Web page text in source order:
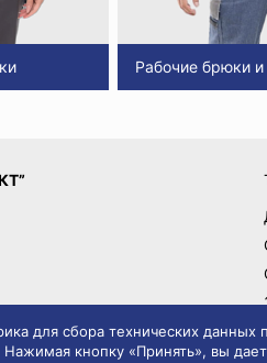
для сбора технических данных
кнопку «Принять», вы
Рабочие брюки